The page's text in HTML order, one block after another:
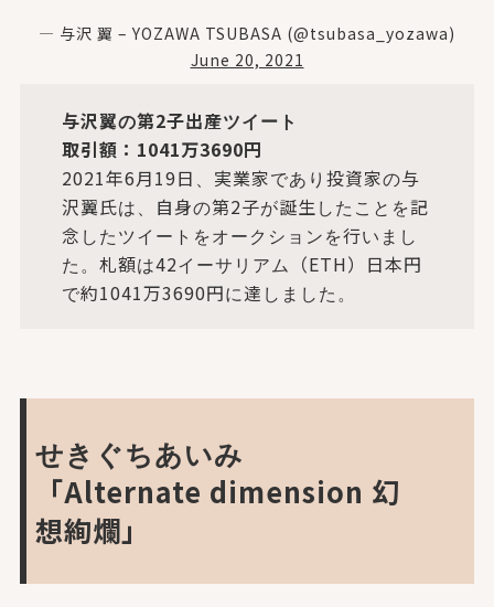
— 与沢 翼 – YOZAWA TSUBASA (@tsubasa_yozawa)
June 20, 2021
与沢翼の第2子出産ツイート
取引額：1041万3690円
2021年6月19日、実業家であり投資家の与
沢翼氏は、自身の第2子が誕生したことを記
念したツイートをオークションを行いまし
た。札額は42イーサリアム（ETH）日本円
で約1041万3690円に達しました。
せきぐちあいみ
「Alternate dimension 幻
想絢爛」